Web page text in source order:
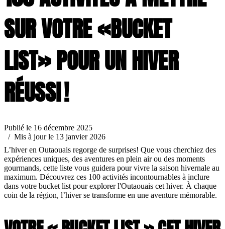
SUR VOTRE «BUCKET
LIST» POUR UN HIVER
RÉUSSI !
Publié le 16 décembre 2025
/ Mis à jour le 13 janvier 2026
L’hiver en Outaouais regorge de surprises! Que vous cherchiez des
expériences uniques, des aventures en plein air ou des moments
gourmands, cette liste vous guidera pour vivre la saison hivernale au
maximum. Découvrez ces 100 activités incontournables à inclure
dans votre bucket list pour explorer l'Outaouais cet hiver. À chaque
coin de la région, l’hiver se transforme en une aventure mémorable.